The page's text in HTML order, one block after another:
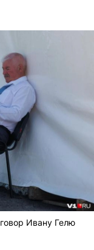
Ивану Гелю